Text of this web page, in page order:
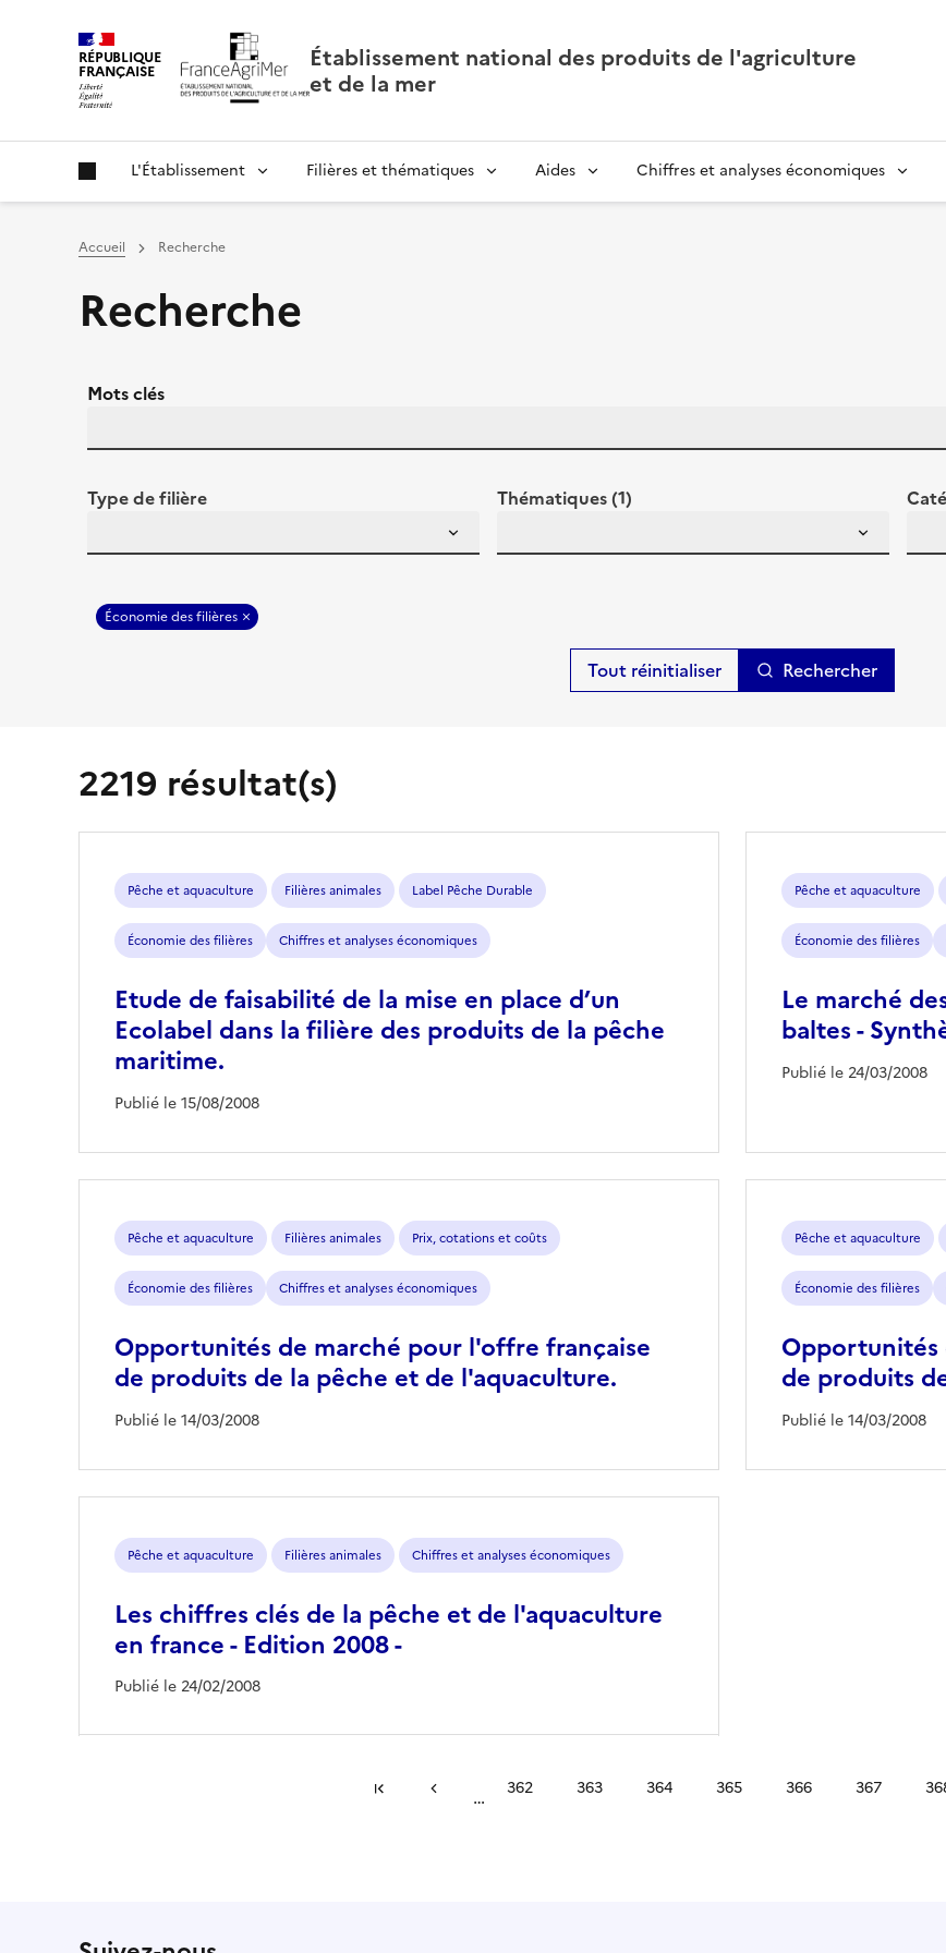
RÉPUBLIQUE
FRANÇAISE
Établissement national des produits de l'agriculture
et de la mer
L'Établissement Filières et thématiques Aides Chiffres et analyses économiques
Accueil Recherche
Recherche
Mots clés
Type de filière Thématiques (1)
Économie des filières
Rechercher
2219 résultat(s)
Pêche et aquaculture Filières animales Label Pêche Durable
Économie des filières Chiffres et analyses économiques
Etude de faisabilité de la mise en place d’un
Ecolabel dans la filière des produits de la pêche
maritime.
Publié le 15/08/2008
Pêche et aquaculture
Économie des filières
Le marché
baltes -
Publié le 24/03/2008
Pêche et aquaculture Filières animales Prix, cotations et coûts
Économie des filières Chiffres et analyses économiques
Opportunités de marché pour l'offre française
de produits de la pêche et de l'aquaculture.
Publié le 14/03/2008
Pêche et aquaculture
Économie des filières
Opportunités
de produits
Publié le 14/03/2008
Pêche et aquaculture Filières animales Chiffres et analyses économiques
Les chiffres clés de la pêche et de l'aquaculture
en france - Edition 2008 -
Publié le 24/02/2008
Première pagePage précédente
… 362 363 364 365 366 367